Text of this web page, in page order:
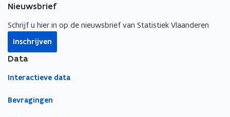
Nieuwsbrief
Schrijf u hier in op de nieuwsbrief van Statistiek Vlaanderen
Inschrijven
Data
Interactieve data
Bevragingen